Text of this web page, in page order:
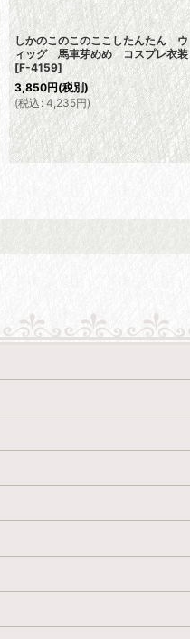
しかのこのこのここしたんたん ウ
ィッグ 馬車芽めめ コスプレ衣装
[F-4159]
3,850円(税別)
(税込 : 4,235円)